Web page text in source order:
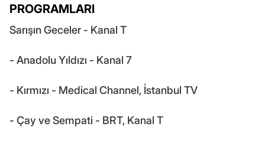
PROGRAMLARI
Sarışın Geceler - Kanal T
- Anadolu Yıldızı - Kanal 7
- Kırmızı - Medical Channel, İstanbul TV
- Çay ve Sempati - BRT, Kanal T